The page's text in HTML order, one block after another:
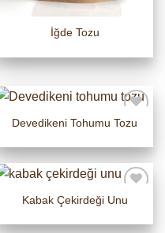
İğde Tozu
Devedikeni Tohumu Tozu
Kabak Çekirdeği Unu